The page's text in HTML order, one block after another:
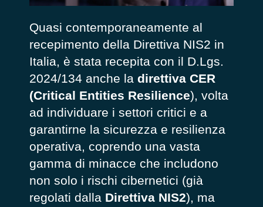
Quasi contemporaneamente al
recepimento della Direttiva NIS2 in
Italia, è stata recepita con il D.Lgs.
2024/134 anche la direttiva CER
(Critical Entities Resilience), volta
ad individuare i settori critici e a
garantirne la sicurezza e resilienza
operativa, coprendo una vasta
gamma di minacce che includono
non solo i rischi cibernetici (già
regolati dalla Direttiva NIS2), ma